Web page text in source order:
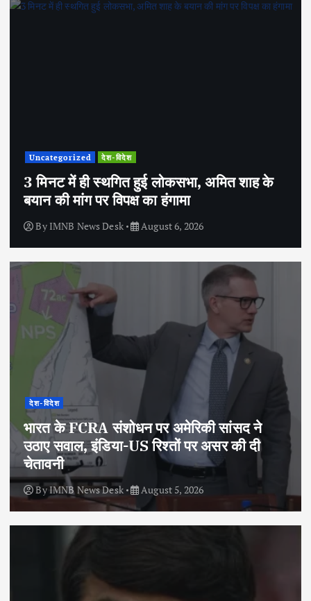
Uncategorized देश-विदेश
3 मिनट में ही स्थगित हुई लोकसभा, अमित शाह के
बयान की मांग पर विपक्ष का हंगामा
By IMNB News Desk August 6, 2026
देश-विदेश
भारत के FCRA संशोधन पर अमेरिकी सांसद ने
उठाए सवाल, इंडिया-US रिश्तों पर असर की दी
चेतावनी
ByIMNB News Desk August 5, 2026